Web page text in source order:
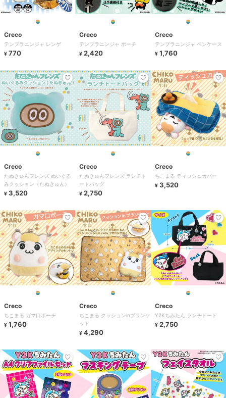
Creco
テンプラニンジャ レンゲ
¥ 770
Creco
テンプラニンジャ ポーチ
¥ 2,420
Creco
テンプラニンジャ ペンケース
¥ 1,760
Creco
たぬきゅんフレンズ ぬいぐる
みクッション（たぬきゅん）
¥ 3,520
Creco
たぬきゅんフレンズ ランチト
ートバッグ
¥ 2,750
Creco
ちこまる ティッシュカバー
¥ 3,520
Creco
ちこまる ガマ口ポーチ
¥ 1,760
Creco
ちこまる クッションinブランケ
ット
¥ 4,290
Creco
Y2Kちみたん ランチトート
¥ 2,750